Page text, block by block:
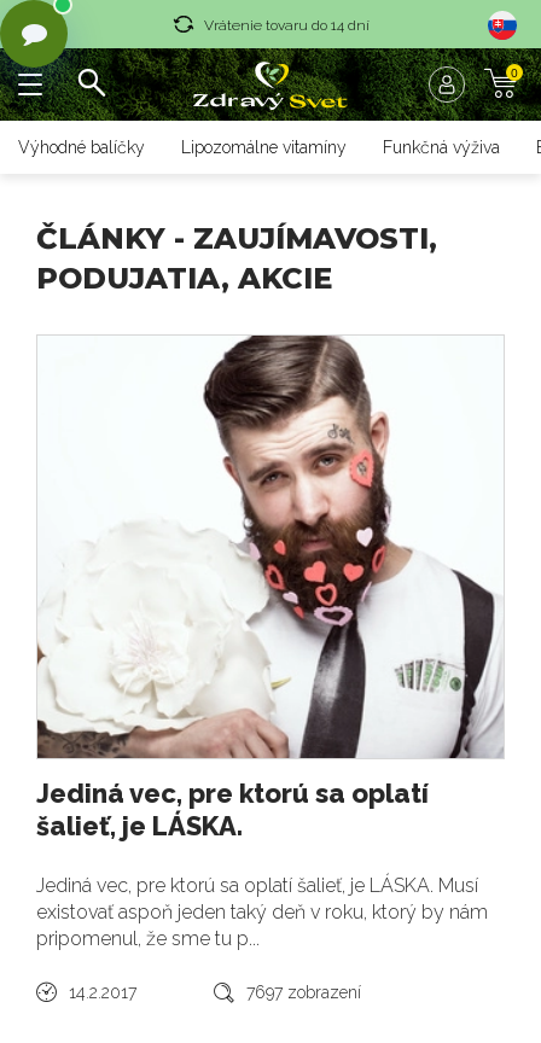
Vrátenie tovaru do 14 dní
Rýchle dodanie <36 hod
Rýchle dodanie <36 hod
0
Výhodné balíčky Lipozomálne vitamíny Funkčná výživa
ČLÁNKY - ZAUJÍMAVOSTI,
PODUJATIA, AKCIE
Jediná vec, pre ktorú sa oplatí
šalieť, je LÁSKA.
Jediná vec, pre ktorú sa oplatí šalieť, je LÁSKA. Musí
existovať aspoň jeden taký deň v roku, ktorý by nám
pripomenul, že sme tu p...
14.2.2017 7697 zobrazení